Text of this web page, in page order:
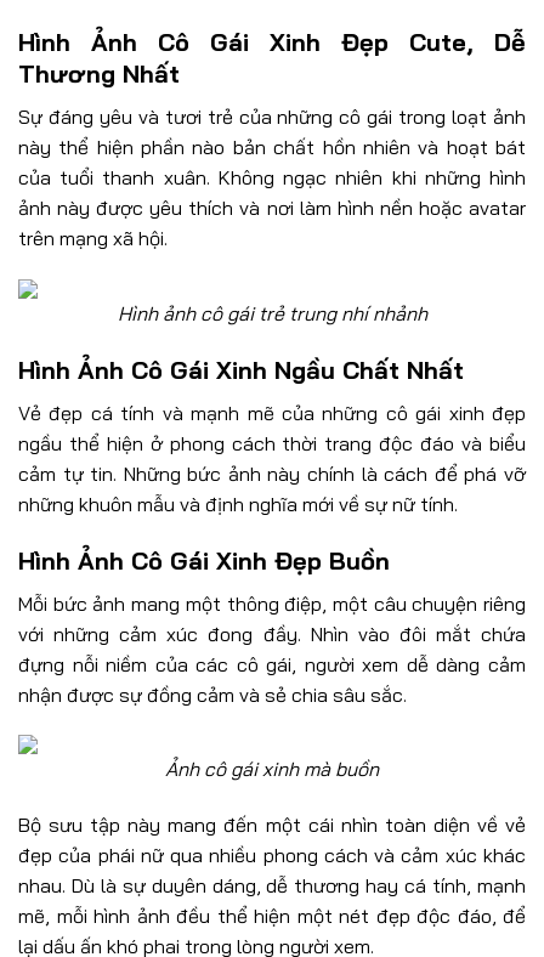
Hình Ảnh Cô Gái Xinh Đẹp Cute, Dễ
Thương Nhất
Sự đáng yêu và tươi trẻ của những cô gái trong loạt ảnh
này thể hiện phần nào bản chất hồn nhiên và hoạt bát
của tuổi thanh xuân. Không ngạc nhiên khi những hình
ảnh này được yêu thích và nơi làm hình nền hoặc avatar
trên mạng xã hội.
Hình ảnh cô gái trẻ trung nhí nhảnh
Hình Ảnh Cô Gái Xinh Ngầu Chất Nhất
Vẻ đẹp cá tính và mạnh mẽ của những cô gái xinh đẹp
ngầu thể hiện ở phong cách thời trang độc đáo và biểu
cảm tự tin. Những bức ảnh này chính là cách để phá vỡ
những khuôn mẫu và định nghĩa mới về sự nữ tính.
Hình Ảnh Cô Gái Xinh Đẹp Buồn
Mỗi bức ảnh mang một thông điệp, một câu chuyện riêng
với những cảm xúc đong đầy. Nhìn vào đôi mắt chứa
đựng nỗi niềm của các cô gái, người xem dễ dàng cảm
nhận được sự đồng cảm và sẻ chia sâu sắc.
Ảnh cô gái xinh mà buồn
Bộ sưu tập này mang đến một cái nhìn toàn diện về vẻ
đẹp của phái nữ qua nhiều phong cách và cảm xúc khác
nhau. Dù là sự duyên dáng, dễ thương hay cá tính, mạnh
mẽ, mỗi hình ảnh đều thể hiện một nét đẹp độc đáo, để
lại dấu ấn khó phai trong lòng người xem.